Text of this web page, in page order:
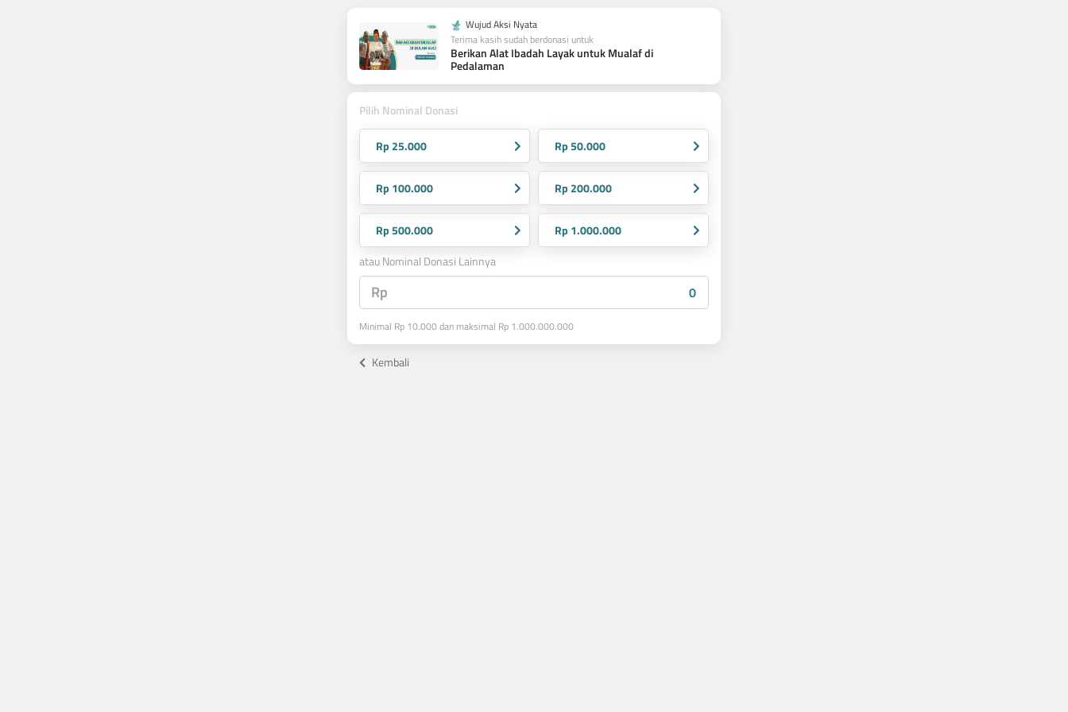
Wujud Aksi Nyata
Terima kasih sudah berdonasi untuk
Berikan Alat Ibadah Layak untuk Mualaf di
Pedalaman
Pilih Nominal Donasi
Rp 25.000 Rp 50.000
Rp 100.000 Rp 200.000
Rp 500.000
Rp 1.000.000
atau Nominal Donasi Lainnya
Rp
Minimal Rp 10.000 dan maksimal Rp 1.000.000.000
Kembali